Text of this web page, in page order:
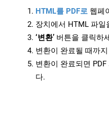
HTML를 PDF로 웹페
장치에서 HTML 파일
‘변환’ 버튼을 클릭하
변환이 완료될 때까
변환이 완료되면
다.